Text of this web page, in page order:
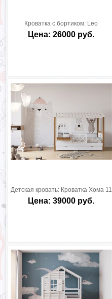
Кроватка с бортиком: Leo
Цена: 26000 руб.
Детская кровать: Кроватка Хома 11
Цена: 39000 руб.